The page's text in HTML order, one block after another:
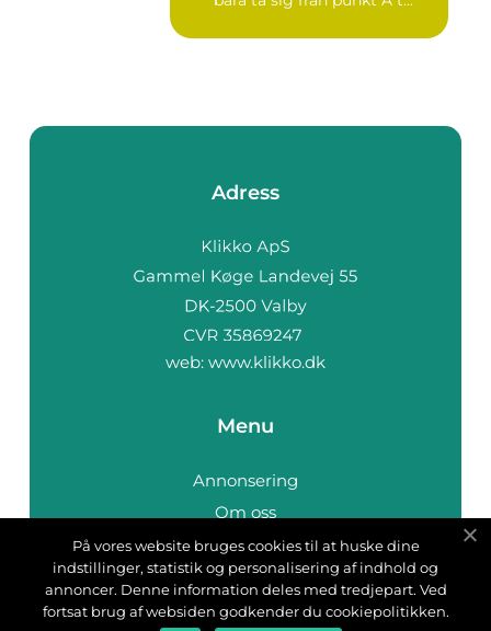
Adress
web: www.klikko.dk
Menu
Annonsering
Om oss
Cookies
Kontakta oss
Sitemap
På vores website bruges cookies til at huske dine
indstillinger, statistik og personalisering af indhold og
annoncer. Denne information deles med tredjepart. Ved
fortsat brug af websiden godkender du cookiepolitikken.